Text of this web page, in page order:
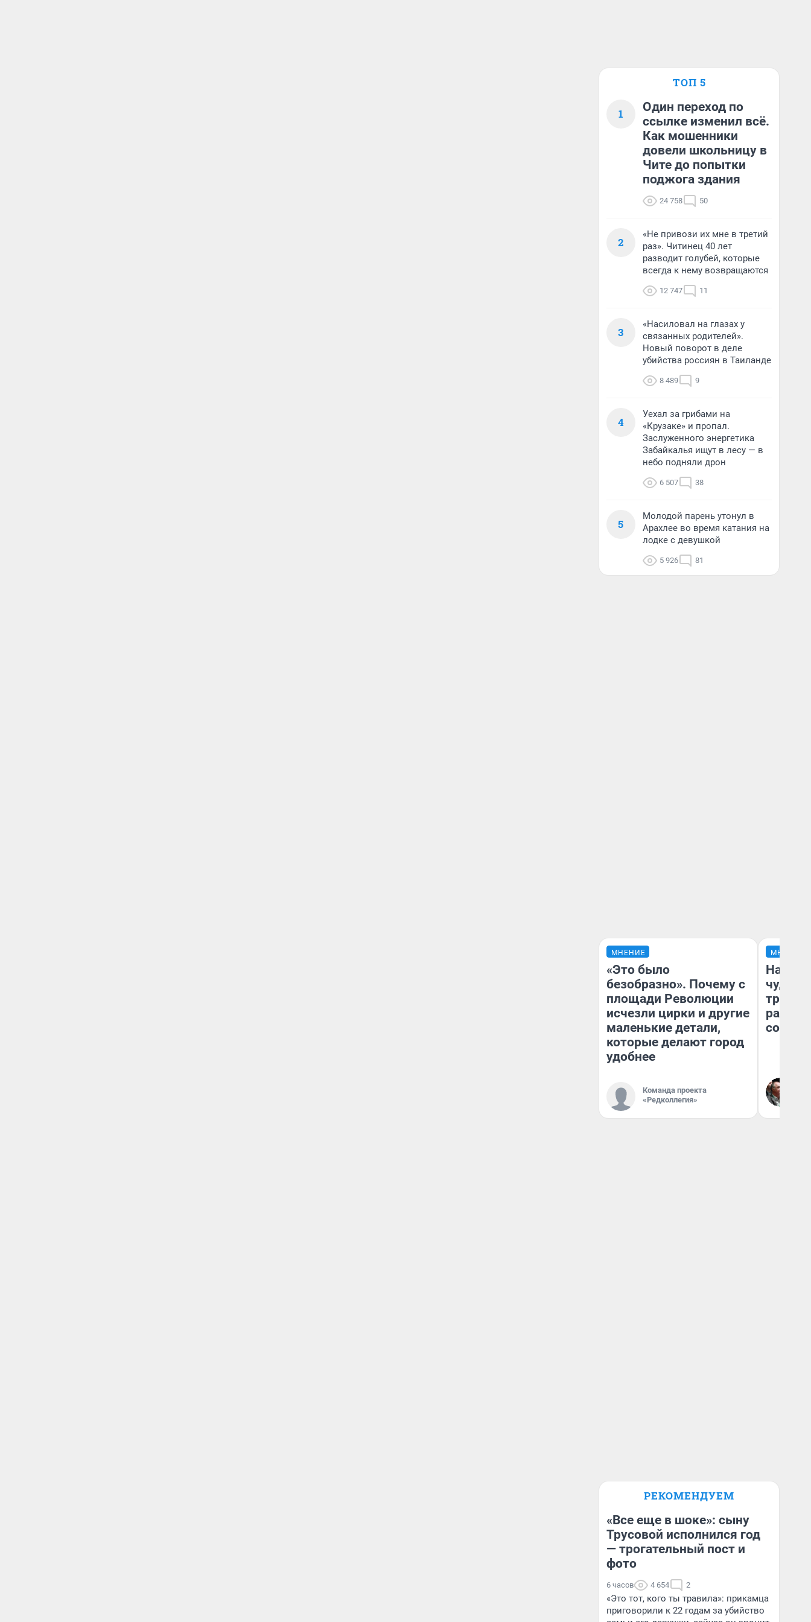
ТОП 5
1
Один переход по
ссылке изменил всё.
Как мошенники
довели школьницу в
Чите до попытки
поджога здания
24 758 50
2
«Не привози их мне в третий
раз». Читинец 40 лет
разводит голубей, которые
всегда к нему возвращаются
12 747 11
3
«Насиловал на глазах у
связанных родителей».
Новый поворот в деле
убийства россиян в Таиланде
8 489 9
4
Уехал за грибами на
«Крузаке» и пропал.
Заслуженного энергетика
Забайкалья ищут в лесу — в
небо подняли дрон
6 507 38
5
Молодой парень утонул в
Арахлее во время катания на
лодке с девушкой
5 926 81
МНЕНИЕ
«Это было
безобразно». Почему с
площади Революции
исчезли цирки и другие
маленькие детали,
которые делают город
удобнее
Команда проекта
«Редколлегия»
МНЕНИЕ
чудом
РЕКОМЕНДУЕМ
«Все еще в шоке»: сыну
Трусовой исполнился год
— трогательный пост и
фото
6 часов 4 654 2
«Это тот, кого ты травила»: прикамца
приговорили к 22 годам за убийство